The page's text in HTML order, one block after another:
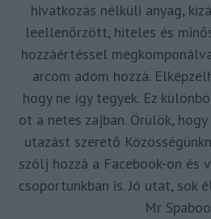
hivatkozás nélküli anyag,
leellenőrzött, hiteles és
hozzáértéssel
arcom adom hozzá.
hogy ne így tegyek. Ez
ot a netes zajban. Örülök,
utazást szerető
szólj hozzá a Facebook-on és
csoportunkban is. Jó utat, sok
Mr